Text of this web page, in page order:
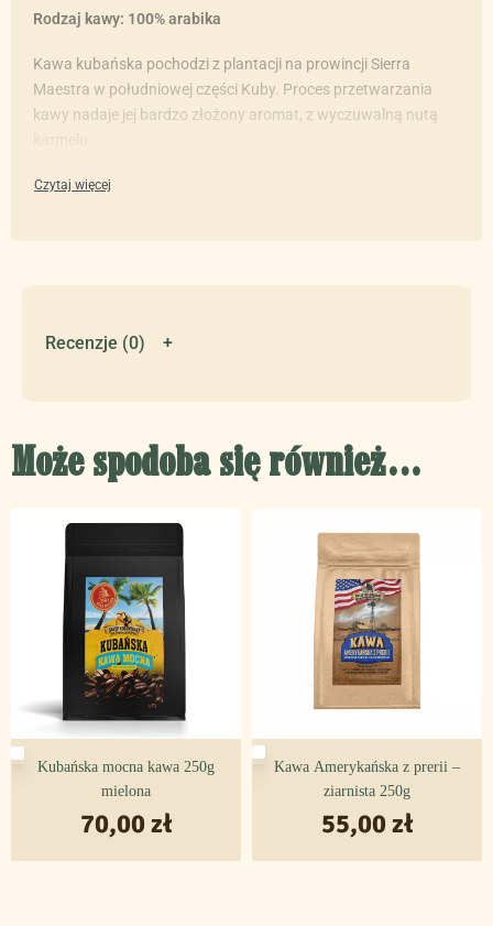
Rodzaj kawy: 100% arabika
Kawa kubańska pochodzi z plantacji na prowincji Sierra
Maestra w południowej części Kuby. Proces przetwarzania
kawy nadaje jej bardzo złożony aromat, z wyczuwalną nutą
Kawa jest świeżo palona i dostarczona bezpośrednio z
Recenzje (0)
Może spodoba się również…
Kubańska mocna kawa 250g
mielona
70,00 zł
Kawa Amerykańska z prerii –
ziarnista 250g
55,00 zł